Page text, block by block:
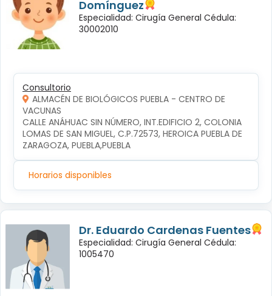
Domínguez
Especialidad: Cirugía General Cédula:
30002010
Consultorio
ALMACÉN DE BIOLÓGICOS PUEBLA - CENTRO DE
VACUNAS
CALLE ANÁHUAC SIN NÚMERO, INT.EDIFICIO 2, COLONIA
LOMAS DE SAN MIGUEL, C.P.72573, HEROICA PUEBLA DE
ZARAGOZA, PUEBLA,PUEBLA
Horarios disponibles
Dr. Eduardo Cardenas Fuentes
Especialidad: Cirugía General Cédula:
1005470